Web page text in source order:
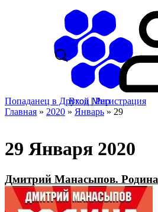
Попаданец в Другой Мир
Вход |Регистрация
Главная » 2020 » Январь » 29
29 Января 2020
Дмитрий Манасыпов.